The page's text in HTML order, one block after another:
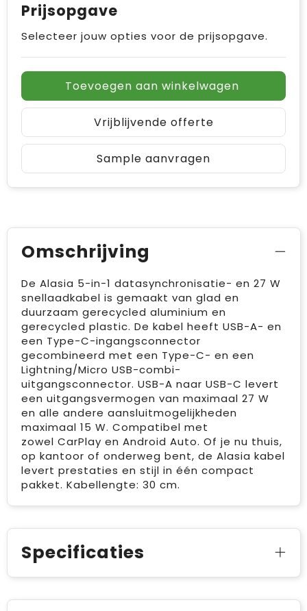
Prijsopgave
Selecteer jouw opties voor de prijsopgave.
Toevoegen aan winkelwagen
Vrijblijvende offerte
Sample aanvragen
Omschrijving
De Alasia 5-in-1 datasynchronisatie- en 27 W
snellaadkabel is gemaakt van glad en
duurzaam gerecycled aluminium en
gerecycled plastic. De kabel heeft USB-A- en
een Type-C-ingangsconnector
gecombineerd met een Type-C- en een
Lightning/Micro USB-combi-
uitgangsconnector. USB-A naar USB-C levert
een uitgangsvermogen van maximaal 27 W
en alle andere aansluitmogelijkheden
maximaal 15 W. Compatibel met
zowel CarPlay en Android Auto. Of je nu thuis,
op kantoor of onderweg bent, de Alasia kabel
levert prestaties en stijl in één compact
pakket. Kabellengte: 30 cm.
Specificaties